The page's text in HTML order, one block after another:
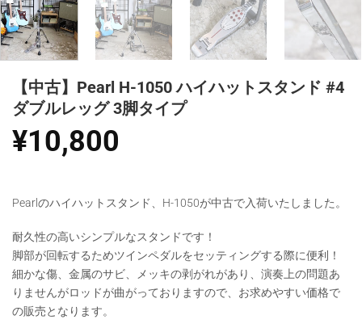
【中古】Pearl H-1050 ハイハットスタンド #4
ダブルレッグ 3脚タイプ
¥10,800
Pearlのハイハットスタンド、H-1050が中古で入荷いたしました。
耐久性の高いシンプルなスタンドです！
脚部が回転するためツインペダルをセッティングする際に便利！
細かな傷、金属のサビ、メッキの剥がれがあり、演奏上の問題あ
りませんがロッドが曲がっておりますので、お求めやすい価格で
の販売となります。